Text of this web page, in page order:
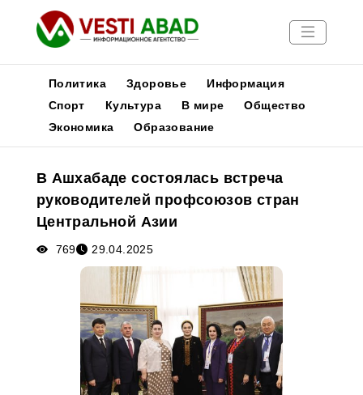
Новости
Медиа
Афиша
Политика Здоровье
Информация
Спорт
Культура В мире
Общество
Экономика
Образование
В Ашхабаде состоялась встреча
руководителей профсоюзов стран
Центральной Азии
769 29.04.2025